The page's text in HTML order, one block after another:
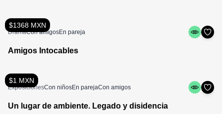
$1368 MXN
DramaCon amigosEn pareja
Amigos Intocables
$1 MXN
ExposicionesCon niñosEn parejaCon amigos
Un lugar de ambiente. Legado y disidencia